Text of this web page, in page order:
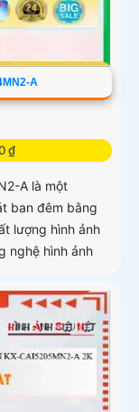
A
₫
A là một
ban đêm bằng
lượng hình ảnh
nghệ hình ảnh